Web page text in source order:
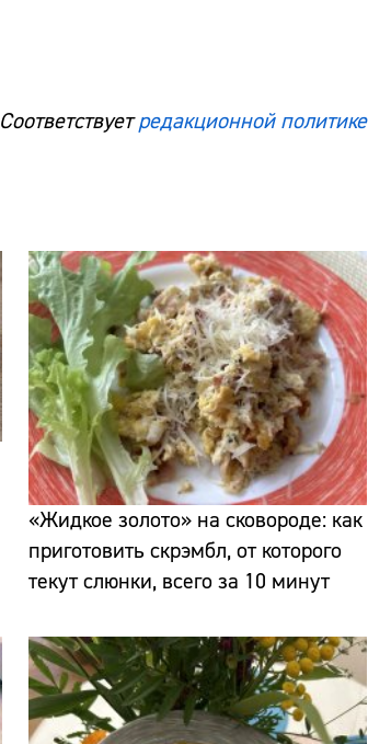
Соответствуетредакционной политике
«Жидкое золото» на сковороде: как
приготовить скрэмбл, от которого
текут слюнки, всего за 10 минут